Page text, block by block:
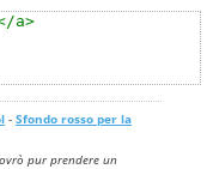
a>
- Sfondo rosso per la
pur prendere un